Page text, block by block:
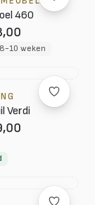
460
10 weken
Verdi